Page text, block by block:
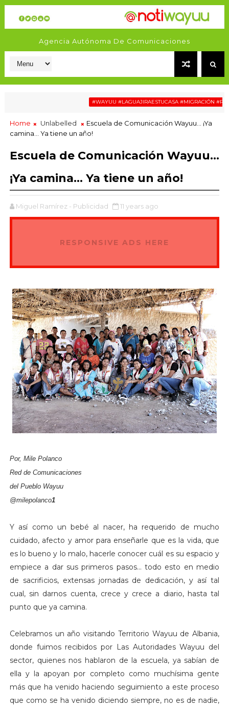
Agencia Autónoma De Comunicaciones
#WAYUU #LAGUAJIRAESTUCASA #MIGRACIÓN
Home Unlabelled
Escuela de Comunicación Wayuu… ¡Ya
camina… Ya tiene un año!
Escuela de Comunicación Wayuu…
¡Ya camina… Ya tiene un año!
Miguel Ramírez - Publicidad 11 years ago
RESPONSIVE ADS HERE
Por, Mile Polanco
Red de Comunicaciones
del Pueblo Wayuu
@milepolanco1
Y así como un bebé al nacer, ha requerido de mucho
cuidado, afecto y amor para enseñarle que es la vida, que
es lo bueno y lo malo, hacerle conocer cuál es su espacio y
empiece a dar sus primeros pasos… todo esto en medio
de sacrificios, extensas jornadas de dedicación, y así tal
cual, sin darnos cuenta, crece y crece a diario, hasta tal
punto que ya camina.
Celebramos un año visitando Territorio Wayuu de Albania,
donde fuimos recibidos por Las Autoridades Wayuu del
sector, quienes nos hablaron de la escuela, ya sabían de
ella y la apoyan por completo como muchísima gente
más que ha venido haciendo seguimiento a este proceso
que como se ha venido diciendo siempre, no es de nadie,